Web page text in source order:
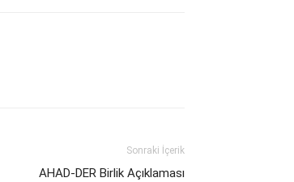
Sonraki İçerik
AHAD-DER Birlik Açıklaması